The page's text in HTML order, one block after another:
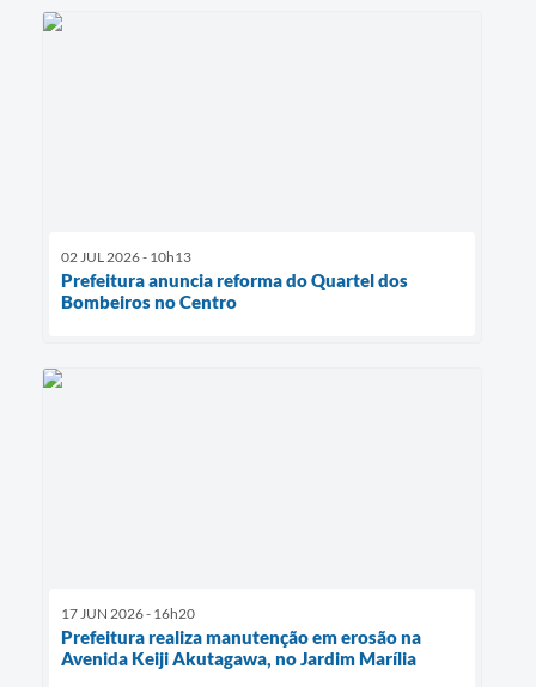
02 JUL 2026 - 10h13
Prefeitura anuncia reforma do Quartel dos
Bombeiros no Centro
17 JUN 2026 - 16h20
Prefeitura realiza manutenção em erosão na
Avenida Keiji Akutagawa, no Jardim Marília